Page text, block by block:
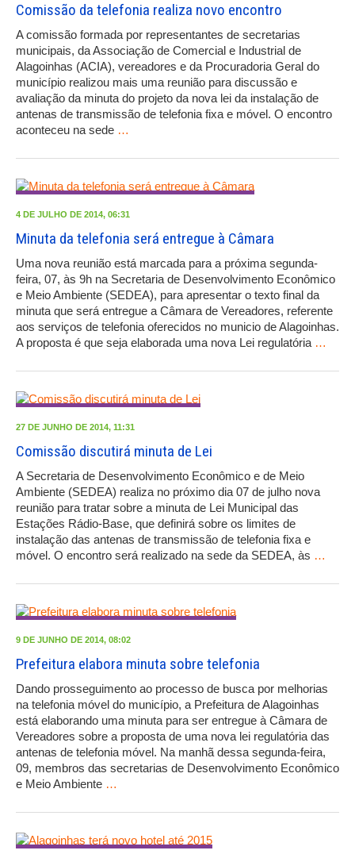
Comissão da telefonia realiza novo encontro
A comissão formada por representantes de secretarias
municipais, da Associação de Comercial e Industrial de
Alagoinhas (ACIA), vereadores e da Procuradoria Geral do
município realizou mais uma reunião para discussão e
avaliação da minuta do projeto da nova lei da instalação de
antenas de transmissão de telefonia fixa e móvel. O encontro
aconteceu na sede …
4 DE JULHO DE 2014, 06:31
Minuta da telefonia será entregue à Câmara
Uma nova reunião está marcada para a próxima segunda-
feira, 07, às 9h na Secretaria de Desenvolvimento Econômico
e Meio Ambiente (SEDEA), para apresentar o texto final da
minuta que será entregue a Câmara de Vereadores, referente
aos serviços de telefonia oferecidos no municio de Alagoinhas.
A proposta é que seja elaborada uma nova Lei regulatória …
27 DE JUNHO DE 2014, 11:31
Comissão discutirá minuta de Lei
A Secretaria de Desenvolvimento Econômico e de Meio
Ambiente (SEDEA) realiza no próximo dia 07 de julho nova
reunião para tratar sobre a minuta de Lei Municipal das
Estações Rádio-Base, que definirá sobre os limites de
instalação das antenas de transmissão de telefonia fixa e
móvel. O encontro será realizado na sede da SEDEA, às …
9 DE JUNHO DE 2014, 08:02
Prefeitura elabora minuta sobre telefonia
Dando prosseguimento ao processo de busca por melhorias
na telefonia móvel do município, a Prefeitura de Alagoinhas
está elaborando uma minuta para ser entregue à Câmara de
Vereadores sobre a proposta de uma nova lei regulatória das
antenas de telefonia móvel. Na manhã dessa segunda-feira,
09, membros das secretarias de Desenvolvimento Econômico
e Meio Ambiente …